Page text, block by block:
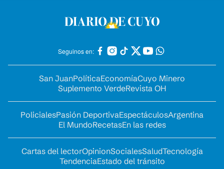
Seguinos en:
San JuanPolíticaEconomíaCuyo Minero
Suplemento VerdeRevista OH
PolicialesPasión DeportivaEspectáculosArgentina
El MundoRecetasEn las redes
Cartas del lectorOpinionSocialesSaludTecnología
TendenciaEstado del tránsito